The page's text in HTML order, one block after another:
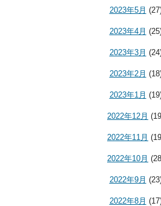
2023年5月
2023年4月
2023年3月
2023年2月
2023年1月
2022年12月
2022年11月
2022年10月
2022年9月
2022年8月